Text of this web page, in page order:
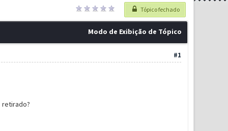
Tópico fechado
Modo de Exibição de Tópico
#1
retirado?